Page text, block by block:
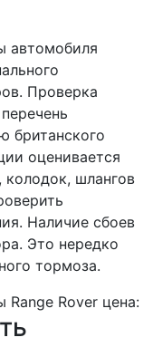
автомобиля
Проверка
британского
оценивается
шлангов
Наличие сбоев
Это нередко
тормоза.
Rover цена: